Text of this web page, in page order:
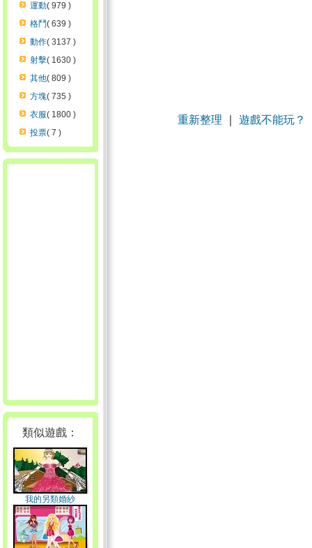
運動( 979 )
格鬥( 639 )
動作( 3137 )
射擊( 1630 )
其他( 809 )
方塊( 735 )
衣服( 1800 )
投票( 7 )
類似遊戲：
我的另類婚紗
重新整理 遊戲不能玩？